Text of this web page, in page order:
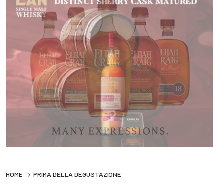
HOME PRIMA DELLA DEGUSTAZIONE